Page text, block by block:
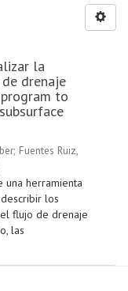
la
drenaje
to
; Fuentes Ruiz,
herramienta
los
flujo de drenaje
las